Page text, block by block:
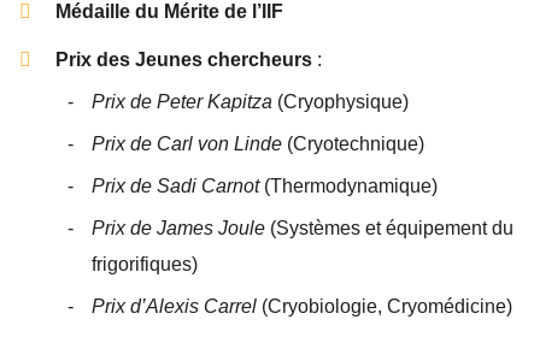
Médaille du Mérite de l’IIF
Prix des Jeunes chercheurs :
Prix de Peter Kapitza (Cryophysique)
Prix de Carl von Linde (Cryotechnique)
Prix de Sadi Carnot (Thermodynamique)
Prix de James Joule (Systèmes et équipement du
frigorifiques)
Prix d’Alexis Carrel (Cryobiologie, Cryomédicine)